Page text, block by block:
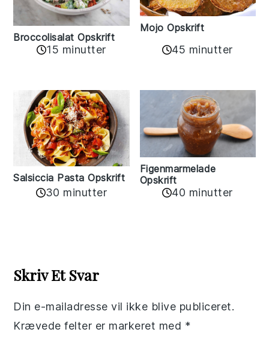
Broccolisalat Opskrift
15 minutter
Mojo Opskrift
45 minutter
Salsiccia Pasta Opskrift
30 minutter
Figenmarmelade
Opskrift
40 minutter
Interactions
Skriv Et Svar
Din e-mailadresse vil ikke blive publiceret.
Krævede felter er markeret med *